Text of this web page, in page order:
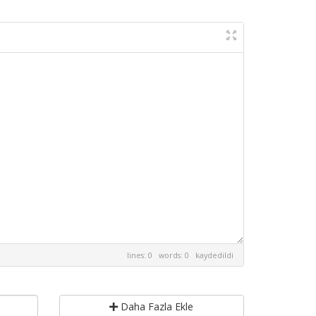
lines: 0 words: 0 kaydedildi
Daha Fazla Ekle